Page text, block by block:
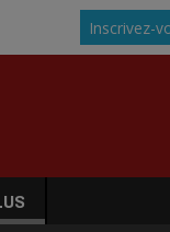
Inscrivez-